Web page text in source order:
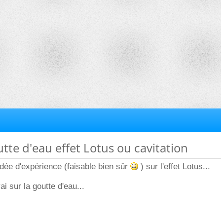
d'eau effet Lotus ou cavitation
d'expérience (faisable bien sûr ) sur l'effet Lotus...
sur la goutte d'eau...